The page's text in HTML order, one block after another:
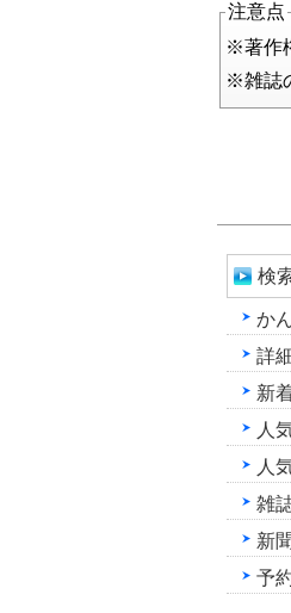
注意点
※著作
※雑誌
検
か
詳
新
人
人
雑
新
予